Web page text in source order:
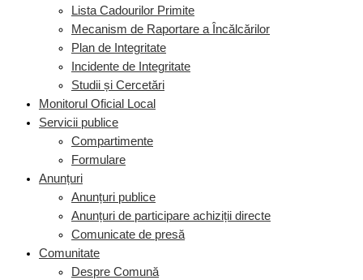
Lista Cadourilor Primite
Mecanism de Raportare a Încălcărilor
Plan de Integritate
Incidente de Integritate
Studii și Cercetări
Monitorul Oficial Local
Servicii publice
Compartimente
Formulare
Anunțuri
Anunțuri publice
Anunțuri de participare achiziții directe
Comunicate de presă
Comunitate
Despre Comună